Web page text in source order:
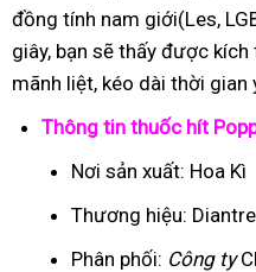
đồng tính nam giới(Les,
giây, bạn sẽ thấy được
mãnh liệt, kéo dài thời gian
Thông tin thuốc hít
Nơi sản xuất: Hoa Kì
Thương hiệu:
Phân phối: Công ty